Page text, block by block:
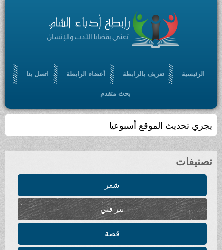
الرئيسية تعريف بالرابطة أعضاء الرابطة اتصل بنا
بحث متقدم
يجري تحديث الموقع أسبوعيا
تصنيفات
شعر
نثر فني
قصة